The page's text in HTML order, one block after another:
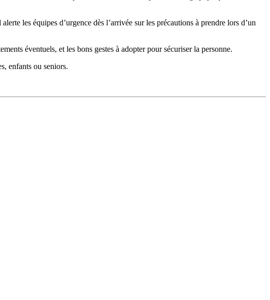
les équipes d’urgence dès l’arrivée sur les précautions à prendre lors d’un
éventuels, et les bons gestes à adopter pour sécuriser la personne.
enfants ou seniors.